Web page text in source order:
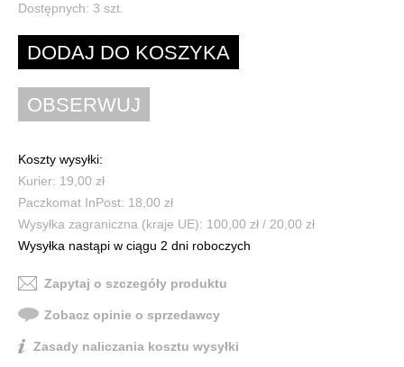
Dostępnych: 3 szt.
Koszty wysyłki:
Kurier: 19,00 zł
Paczkomat InPost: 18,00 zł
Wysyłka zagraniczna (kraje UE): 100,00 zł / 20,00 zł
Wysyłka nastąpi w ciągu 2 dni roboczych
Zapytaj o szczegóły produktu
Zobacz opinie o sprzedawcy
Zasady naliczania kosztu wysyłki